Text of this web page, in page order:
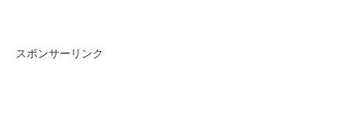
スポンサーリンク